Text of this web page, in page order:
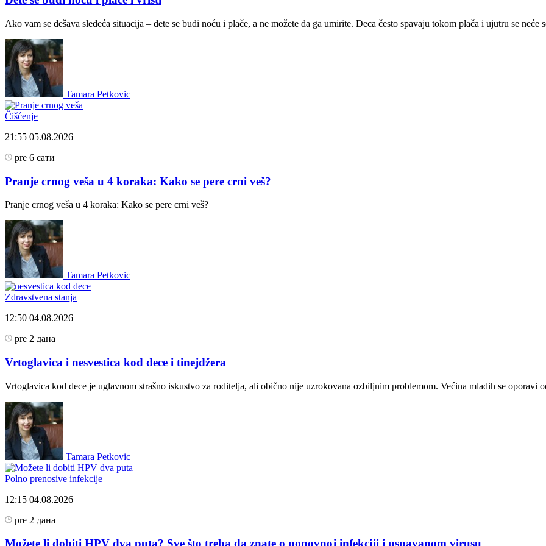
Ako vam se dešava sledeća situacija – dete se budi noću i plače, a ne možete da ga umirite. Deca često spavaju tokom plača i ujutru se neće
Tamara Petkovic
Čišćenje
21:55 05.08.2026
pre 6 сати
Pranje crnog veša u 4 koraka: Kako se pere crni veš?
Pranje crnog veša u 4 koraka: Kako se pere crni veš?
Tamara Petkovic
Zdravstvena stanja
12:50 04.08.2026
pre 2 дана
Vrtoglavica i nesvestica kod dece i tinejdžera
Vrtoglavica kod dece je uglavnom strašno iskustvo za roditelja, ali obično nije uzrokovana ozbiljnim problemom. Većina mladih se oporavi
Tamara Petkovic
Polno prenosive infekcije
12:15 04.08.2026
pre 2 дана